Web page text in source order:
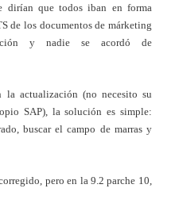
dirían que todos iban en forma
de los documentos de márketing
y nadie se acordó de
la actualización (no necesito su
SAP), la solución es simple:
buscar el campo de marras y
pero en la 9.2 parche 10,